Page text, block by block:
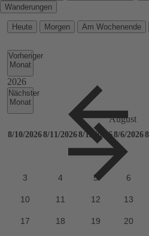
Wanderungen
Heute Morgen Am Wochenende
Vorheriger
Monat
Nächster
Monat